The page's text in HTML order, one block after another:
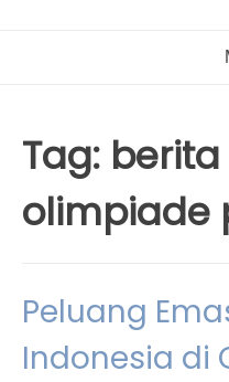
Tag:
olimpiade
Peluang
Indonesia di